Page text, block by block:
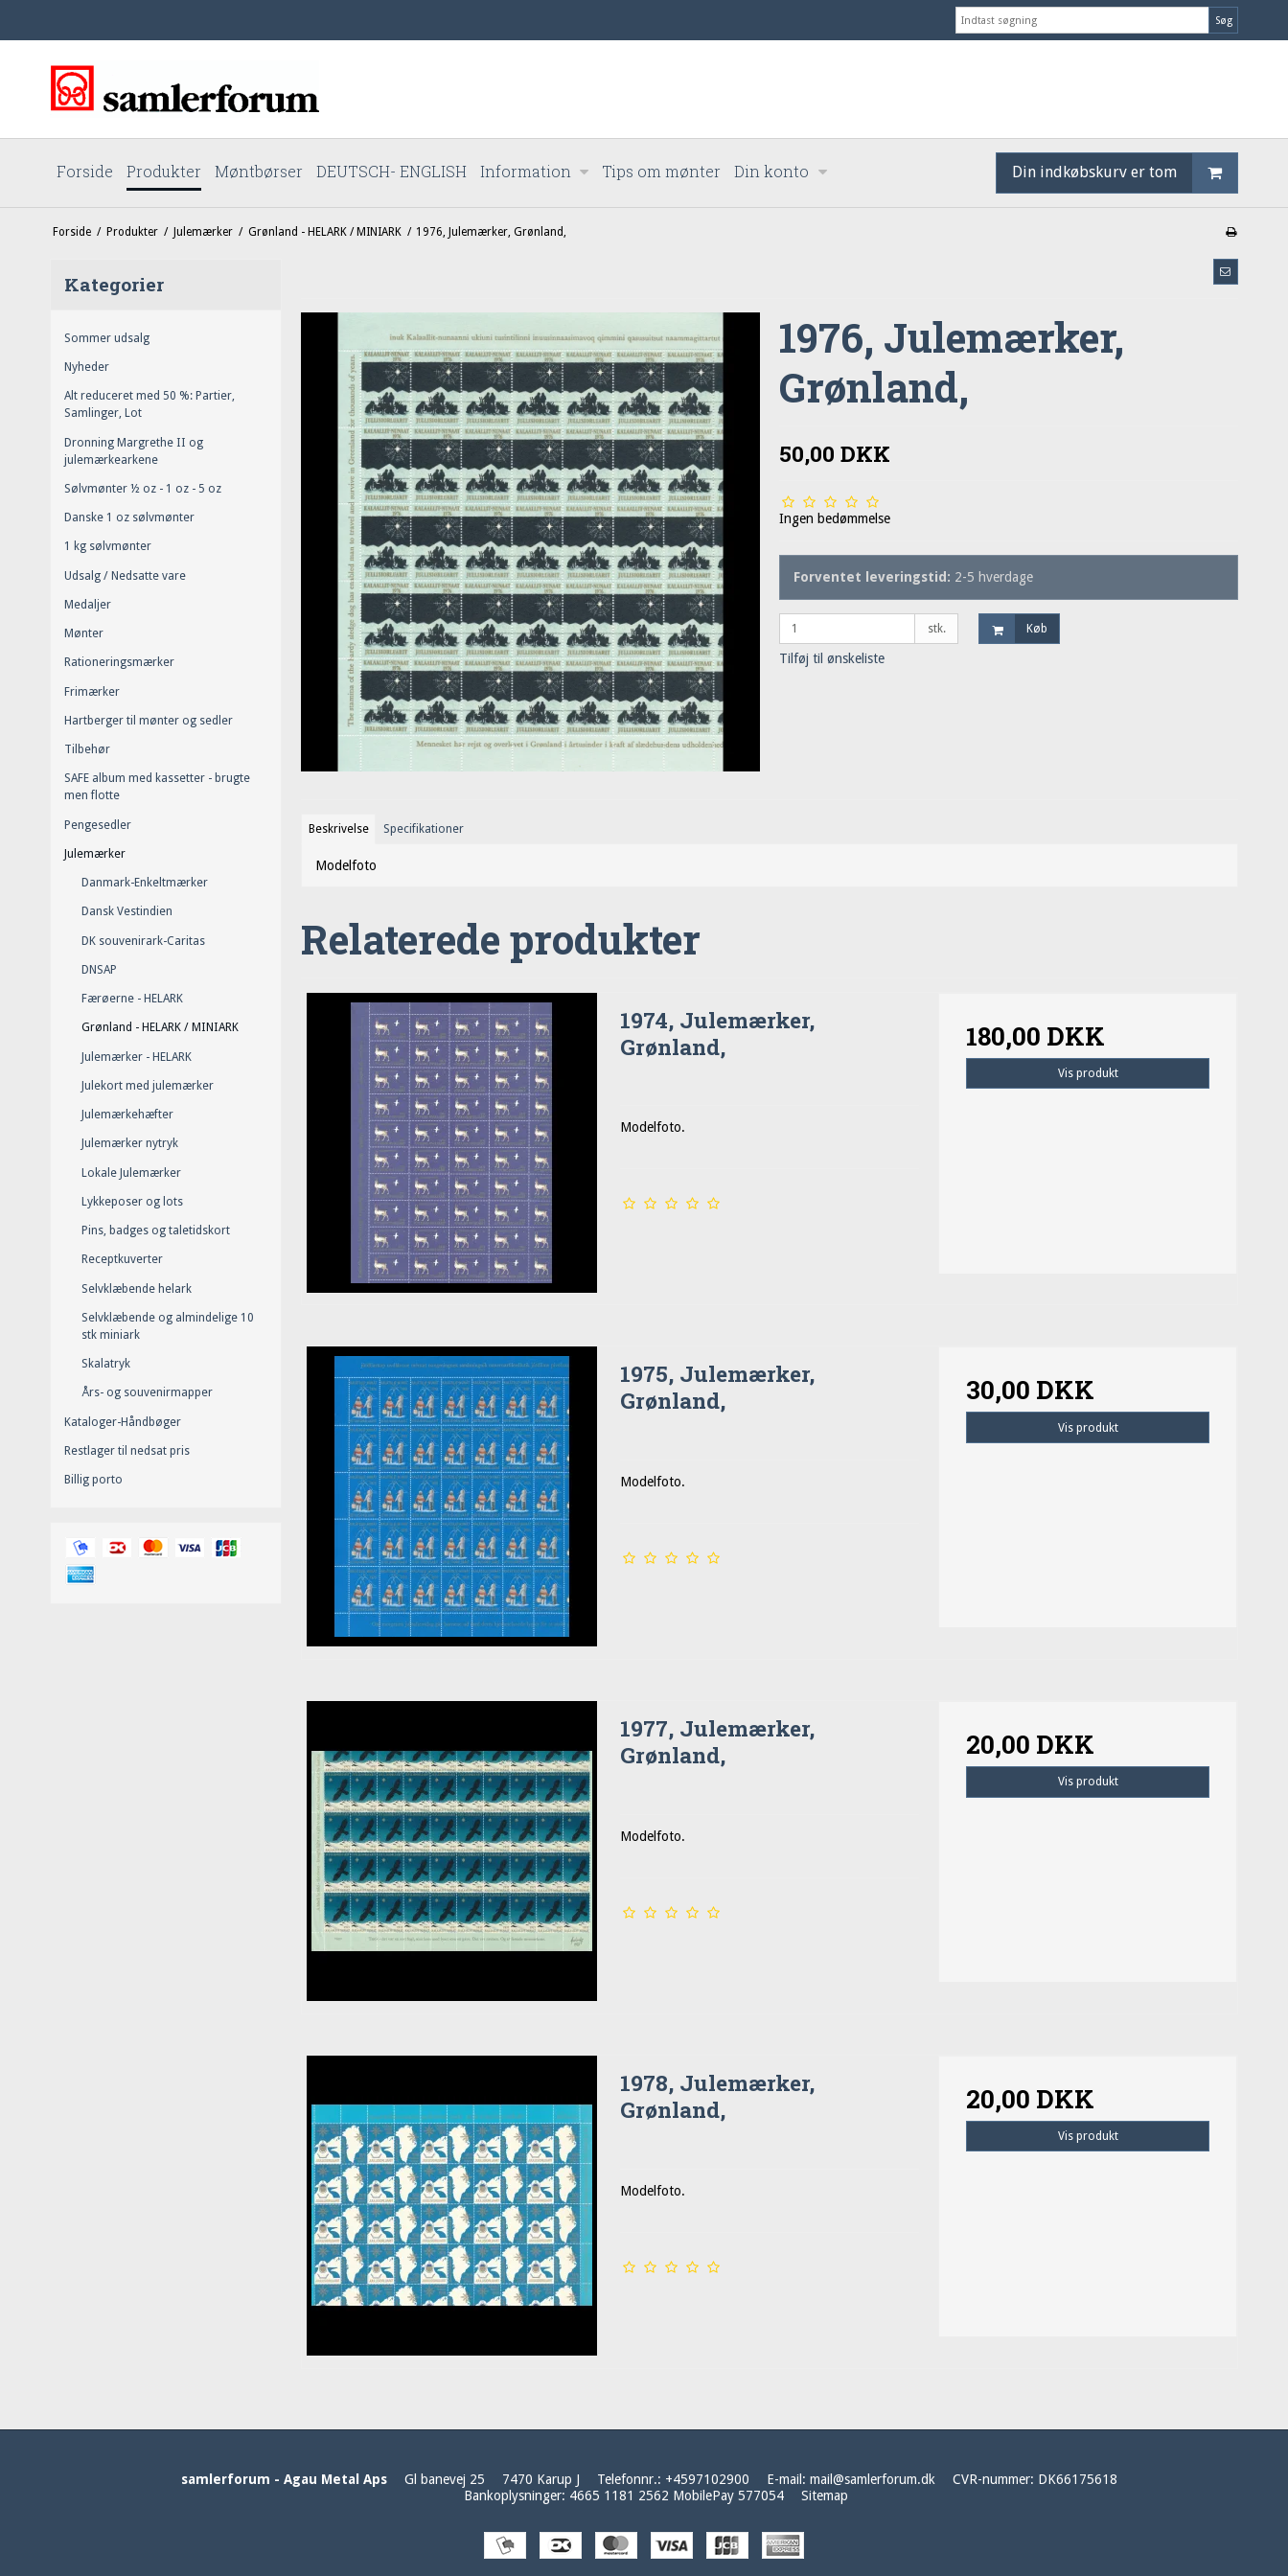
Søg
Forside Produkter Møntbørser DEUTSCH- ENGLISH Information Tips om mønter Din konto Din indkøbskurv er tom
Forside / Produkter / Julemærker / Grønland - HELARK / MINIARK / 1976, Julemærker, Grønland,
Kategorier
Sommer udsalg
Nyheder
Alt reduceret med 50 %: Partier,
Samlinger, Lot
Dronning Margrethe II og
julemærkearkene
Sølvmønter ½ oz - 1 oz - 5 oz
Danske 1 oz sølvmønter
1 kg sølvmønter
Udsalg / Nedsatte vare
Medaljer
Mønter
Rationeringsmærker
Frimærker
Hartberger til mønter og sedler
Tilbehør
SAFE album med kassetter - brugte
men flotte
Pengesedler
Julemærker
Danmark-Enkeltmærker
Dansk Vestindien
DK souvenirark-Caritas
DNSAP
Færøerne - HELARK
Grønland - HELARK / MINIARK
Julemærker - HELARK
Julekort med julemærker
Julemærkehæfter
Julemærker nytryk
Lokale Julemærker
Lykkeposer og lots
Pins, badges og taletidskort
Receptkuverter
Selvklæbende helark
Selvklæbende og almindelige 10
stk miniark
Skalatryk
Års- og souvenirmapper
Kataloger-Håndbøger
Restlager til nedsat pris
Billig porto
1976, Julemærker,
Grønland,
50,00 DKK
Ingen bedømmelse
Forventet leveringstid: 2-5 hverdage
stk. Køb
Tilføj til ønskeliste
Beskrivelse Specifikationer
Modelfoto
Relaterede produkter
1974, Julemærker,
Grønland,
Modelfoto.
180,00 DKK
Vis produkt
1975, Julemærker,
Grønland,
Modelfoto.
30,00 DKK
Vis produkt
1977, Julemærker,
Grønland,
Modelfoto.
20,00 DKK
Vis produkt
1978, Julemærker,
Grønland,
Modelfoto.
20,00 DKK
Vis produkt
samlerforum - Agau Metal Aps Gl banevej 25 7470 Karup J Telefonnr.: +4597102900 E-mail : mail@samlerforum.dk CVR-nummer: DK66175618
Bankoplysninger: 4665 1181 2562 MobilePay 577054 Sitemap